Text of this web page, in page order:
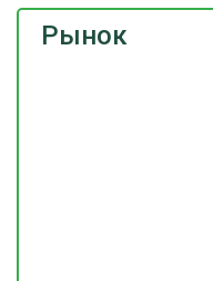
Рынок